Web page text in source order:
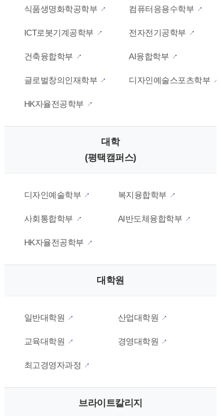
식품생명화학공학부 컴퓨터응용수학부
ICT로봇기계공학부 전자전기공학부
건축융합학부 AI융합학부
글로벌창의인재학부 디자인예술스포츠학부
HK자율전공학부
대학
(평택캠퍼스)
디자인예술학부 복지융합학부
사회통합학부 AI반도체융합학부
HK자율전공학부
대학원
일반대학원 산업대학원
교육대학원 경영대학원
최고경영자과정
브라이트칼리지